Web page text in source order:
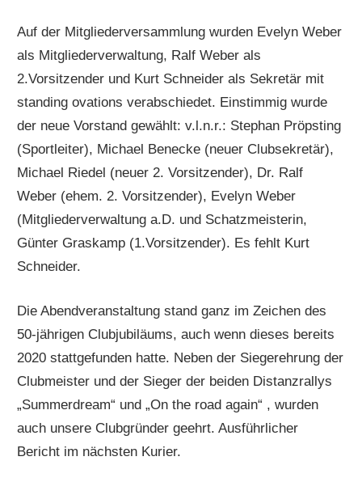
Auf der Mitgliederversammlung wurden Evelyn Weber
als Mitgliederverwaltung, Ralf Weber als
2.Vorsitzender und Kurt Schneider als Sekretär mit
standing ovations verabschiedet. Einstimmig wurde
der neue Vorstand gewählt: v.l.n.r.: Stephan Pröpsting
(Sportleiter), Michael Benecke (neuer Clubsekretär),
Michael Riedel (neuer 2. Vorsitzender), Dr. Ralf
Weber (ehem. 2. Vorsitzender), Evelyn Weber
(Mitgliederverwaltung a.D. und Schatzmeisterin,
Günter Graskamp (1.Vorsitzender). Es fehlt Kurt
Schneider.
Die Abendveranstaltung stand ganz im Zeichen des
50-jährigen Clubjubiläums, auch wenn dieses bereits
2020 stattgefunden hatte. Neben der Siegerehrung der
Clubmeister und der Sieger der beiden Distanzrallys
„Summerdream“ und „On the road again“ , wurden
auch unsere Clubgründer geehrt. Ausführlicher
Bericht im nächsten Kurier.